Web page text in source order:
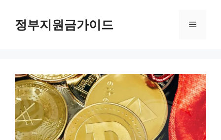
정부지원금가이드 메